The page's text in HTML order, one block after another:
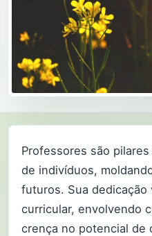
Professores são
de indivíduos,
futuros. Sua dedicação
curricular, envolvendo
crença no potencial de